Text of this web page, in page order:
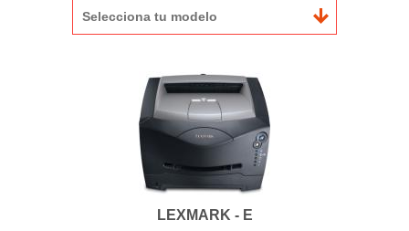
Selecciona tu modelo
LEXMARK - E